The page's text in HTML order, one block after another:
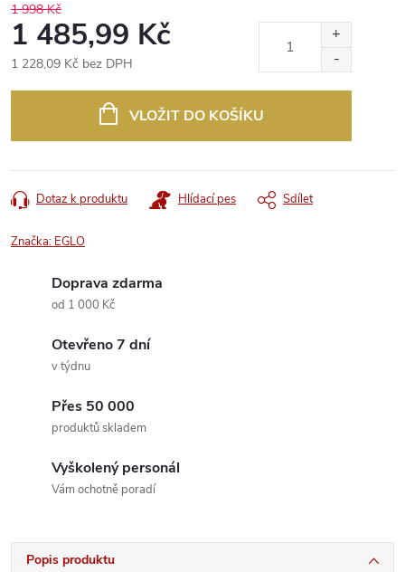
1 998 Kč
1 485,99 Kč
1 228,09 Kč bez DPH
VLOŽIT DO KOŠÍKU
Dotaz k produktu Hlídací pes Sdílet
Značka: EGLO
Doprava zdarma
od 1 000 Kč
Otevřeno 7 dní
v týdnu
Přes 50 000
produktů skladem
Vyškolený personál
Vám ochotně poradí
Popis produktu